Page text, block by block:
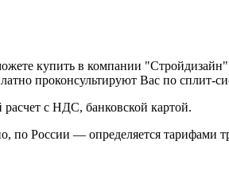
купить в компании
проконсультируют Вас по сплит-
с НДС, банковской картой.
по России — определяется тарифами